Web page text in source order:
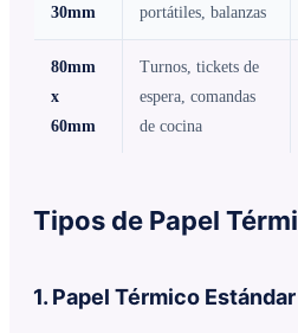
30mm
portátiles, balanzas
80mm
x
60mm
Turnos, tickets de
espera, comandas
de cocina
Tipos de Papel
1. Papel Térmico Estándar